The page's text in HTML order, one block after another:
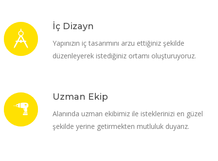
İç Dizayn
Yapınızın iç tasarımını arzu ettiğiniz şekilde
düzenleyerek istediğiniz ortamı oluşturuyoruz.
Uzman Ekip
Alanında uzman ekibimiz ile isteklerinizi en güzel
şekilde yerine getirmekten mutluluk duyarız.